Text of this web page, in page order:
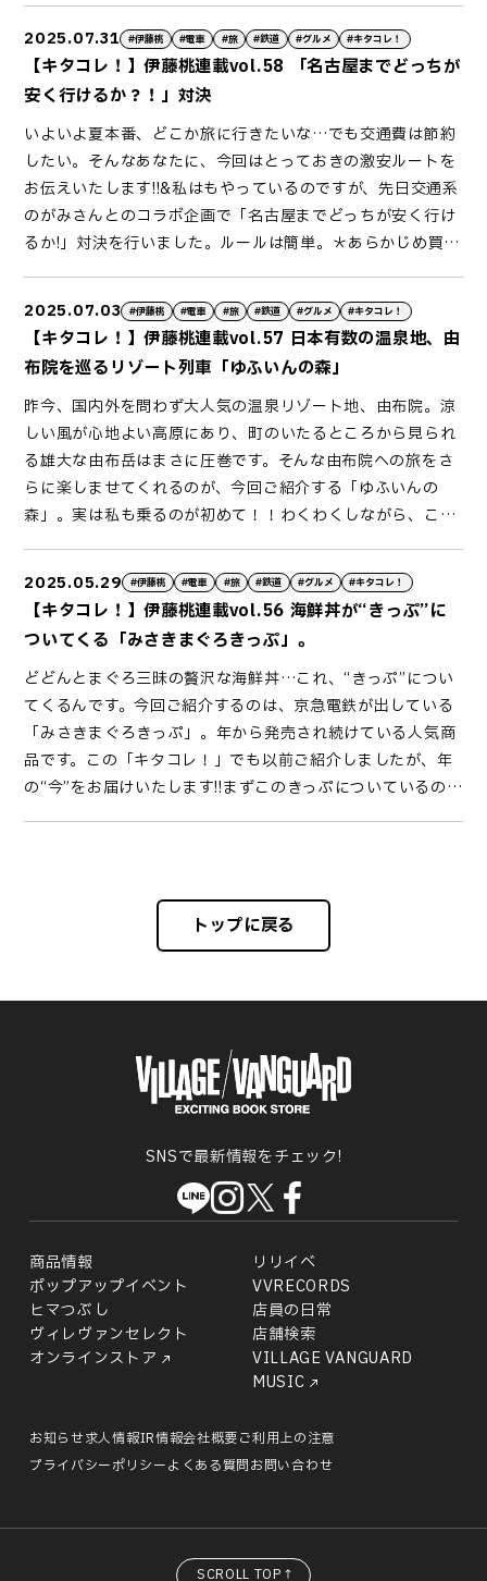
急いで購入。何度か訪れているため、「あれ？久しぶりじゃ
ない」なんて声がけしていただけたのも、嬉しい。また今度
ゆっくり来るね、と約束して再び出発です。里見駅を出る
と、だんだんと山間を走っていきます。ゴトゴトと揺れる走
行音、のどかな景色に美味しいお酒ですっかりほろ酔い気
分。五井駅を出発してから約分弱、思っていたよりもあっと
いう間に、養老渓谷駅に到着です！「恵キハ」の旅はここま
でですが、時刻は時分とまだまだお昼前。養老渓谷駅からは
バスで、“マイナスイオン”を感じられる「粟又の滝」、神秘
的な雰囲気の階建てトンネルの「向山・共栄トンネル」な
ど、観光スポットには事欠きません。温泉地もあり、時間が
ない場合は養老渓谷駅併設の足湯でお手軽に味わう事も出来
ます。ちなみにこちらは、乗車券をもっていればなんと無料!!
という事で、この「恵キハ」は、午後から小湊鐵道沿線の観
光スポット巡りを楽しむのにもぴったりな列車なのです。ち
なみに私は高滝駅から無料送迎バスで行くことが出来る…
「市原ぞうの国・さゆりワールド」という、至近距離で動物
たちをみられる動物園に足を延ばしました。どきどきしちゃ
うほどの至近距離なので、動物好きはここも必見!!小湊鐵道
の旅を、さらに楽しめる「恵キハ」。夏のお出かけの候補
に、いかがでしょうか。※「恵キハ」の運行日などは、ロー
ソントラベル公式（//.-.///.）をご参照ください。今回の探索
人伊藤桃：//www..//：//w./
そくできていました。硬券風名刺以外は、オンラインショッ
プでも購入できます。こちらの売り上げが、なかのさん
（仮）のご飯代にもなるそう。カレンダー円、キーホルダー
円と実にリーズナブルです。周辺にはヤマサ醤油工場があ
り、醤油工場の見学や、醤油アイスなどを食べることもでき
ます。あまじょっぱくて美味しいソフトクリームは、癖にな
る事まちがいなし。また、敷地内には日本最古のディーゼル
機関車も静態保存されていました。敷地へは、工場営業日で
したら無料で入る事が出来ます。仲ノ町駅の車庫見学も、事
前に予約購入すれば可能です。これまた日本最小の電気機関
車のデキ形など貴重な車両の数々を、銚子電鉄の方のガイド
付きでたっぷり見る事が出来ました。可愛らしいなかのさん
（仮）に癒され、美味しい醤油もいただけて、さらに鉄分も
たっぷりな仲ノ町駅。もちろん、ここ以外の駅も魅力たっぷ
りなので、最後はなかのさん（仮）にお見送りしてもらいつ
つ、ローカル線の旅を味わうのもお勧めです。ぜひ、会いに
来てなの🐾※なかのさん（仮）の出勤時間は、の公式ポスト
（）をご参照ください。今回の探索人伊藤
桃：//www..//：//w./
なり、中学時代の先生と参加していグループも。見知らぬ人
同士がほんの刹那まじりあう、まさに“屋台”のような時間が
過ぎていきます。日本酒は、地元・豊橋の福井酒造。おでん
も豊橋名産のヤマサちくわです。アツアツが食べられる、嬉
しい加熱式。ほかほかの温かいおでんをほおばり、地酒を味
わう、実に贅沢な時間です。アテにぴったりなおつまみ弁当
もまた美味しい。気づくと車内の熱気で、窓ガラスがすっか
り曇っていました。路面電車なので、当然隣を走っているの
は自動車。金曜の夜、ぴかぴかとイルミネーションで目立つ
列車で宴会をしつつすれ違うのも、非日常体験で面白い。す
っかり上機嫌でお酒を飲んでいると、あっという間に終点の
運動公園前についてしまいました。車内にはお手洗いがない
ので、ここでお手洗い休憩タイムです。そして、運転士さん
にお話を聞く事も出来ました。運転士の今泉さんは、この車
両より“ちょっと年下”のレジェンド運転士さん。現在は、バ
イトとしてこの「おでんしゃ」を運転しているそう。ベテラ
ンではありますがとても気さくな方で、“撮り鉄”を楽しんで
いた常連の方々（学生さんかな？）とも仲良し。ずっと一緒
に過ごしてきた“相棒”の「この子たち、ファンなんだよ」と
嬉しそうに語っている姿が印象的でした。さてさて、おでん
におつまみ、お弁当にと、実にボリュームたっぷりですが、
事前予約をすれば生ハムやピザなどを追加購入もできます。
そして福井酒造さんの四合瓶は、車内でも注文可能。すっか
り日本酒気分な私は、特別純米酒の「夢吟香」を購入しまし
た。こちらは,円。一人では到底飲めないので、お近づきの印
に同じテーブルの方にふるまう事にしました。こんな時間
も“屋台”さながら。休憩時間が終わった後は運動公園前を出
発して、再び豊橋駅前へと折り返します。この休憩時間を含
めて、約分。最初と最後に、アテンダントさんが集合写真を
撮ってくれていました。最後の写真を見て、アテンダントさ
ました。乗車中には、豪華賞品つきのじゃんけん大会もあ
り。車内には、オリジナルグッズのガチャガチャあり。この
手作り感もまた、温かい。リピーターが多いのもうなずけま
ゴールデンウィークまで運行しています。年末年始、「おで
んとアテンダントさんと、ほろ酔いピース！今回の探索人伊
藤桃：//www..//：//w./
のでゆったり過ごすこともできます。地酒目的ではなく、ビ
ジネスの移動に利用されている方の姿もありました。そして
号車は、誰でも出入り自由なイベントスペース。コロナ禍前
はここで様々なイベントや、楽器の生演奏などもありました
が、今回はどうやらなかったよう…。その代わりに、座席に
て地酒をふるまってくれるサービスがありました。またここ
には、売店「蔵守」があります。ラインナップをみて思わず
にやり。銘柄もの日本酒、そしてまた別の３銘柄を呑み比べ
できる呑み比べセットと、日本酒好きにはたまりません。も
ちろんそれにあったアテやお弁当、アルコール以外にも、新
潟名物の「雪室珈琲」やご当地スイーツと、“新潟”を味わえ
るものばかり。乗車記念にもなるグッズも販売しています。
最後にご紹介するのは号車。こちらは旅行商品となってお
り、ウェルカムドリンクを始め日本酒、お酒にあうお弁当、
おみやげなどがついています。座席も展望席やボックス席
と、より旅行にぴったり。お値段は変わってしまいますが、
初めて乗るときはこちらの利用もお勧めです。さてはて、静
かに上越妙高駅を出発進行！まずはえちごトキめき鉄道の管
内を走っていきます。のどかな街並みをぬけつつ、さっそく
日本酒でカンパイ!!最初に購入したのは種の日本酒とアテが
ついてくる呑み比べセット（,円）です。この日の種は、右か
らまずは上越市にある丸山酒造所の本醸造「雪中梅」。真ん
中は長岡にある酒蔵、お福酒蔵の純米大吟醸。そして左は鮎
正宗酒造、妙高市の地酒の純米酒です。列車に乗りながら、
新潟の色々な街の地酒を楽しめるのが嬉しい!!そして同じ日
本酒でも、こんな味わいが違う事を改めて感じます。その日
本酒にぴったりなアテは、秘伝のタレで漬け込んだという
「鮭の焼き漬け」。こっくりしたお味とふっくらジューシー
な身がたまりません。直江津駅をすぎ、信越本線の管内に入
ると絶景ゾーンが近づいていきました。まさに日本海ブル
本海に最も近い駅」と呼ばれる青海川駅では、停車時間もあ
りました。夕陽が美しい駅としても有名ですが、快晴のお昼
時もまたよいもの。ホームのすぐ下まで打ち寄せる波、潮の
した駅としても有名だそう。海に臨む駅でリフレッシュした
サービスのふるまい酒がやってきました。こちらは、上越市
にある竹田酒造さんの「かたふね」。ふくよかな味わいに舌
鼓を打ちつつ、あっという間に飲んでしまいました。せっか
ナップがある利き酒をいただきます。お値段は１杯円から
と、とてもリーズナブル。こちらも新潟県内の様々な地域の
日本酒を、少しずつ楽しむ事が出来ます米どころ・新潟らし
いのどかな田園風景をみつつ、ちびりちびり。時刻はお昼前
ですが、すっかりほろ酔いで上機嫌になっちゃいました。最
後の〆には、柏崎名物という鯛茶漬け（円）をいただきま
す。優しいお出汁に、もっちりとしたお米そして鯛。まさに
完璧な〆です。長岡駅では、駅員さんによるお見送りもあり
ました。列車の終点は新潟駅ですが、私はその手前の新津駅
来ました。鉄道をただの移動手段ではなく、旅の一部として
楽しむ事が出来る観光列車「*」。ぜひ、味わってみてはい
浜駅までの往復乗車券②追浜～津久井浜駅間のフリーパス
③②のエリアの京急バスフリーパスそして、こういった交通
機関のきっぷ以外に④グルメを楽しめる「食べる券」・観光
を楽しめる「遊ぶ券」、さらに近隣施設の優待券がついてき
ます。つまり、この券枚で横須賀の観光を“大満喫”できちゃ
うんです。さらにお値段は、品川駅発着でデジタルきっぷに
した場合はなんと円と、実にオトク!!「食べる券」の内容
も、横須賀名物の海軍カレーやハンバーガー、さらには地産
地消の地元グルメまで様々です。また、「遊ぶ券」も収穫体
験から日帰り温泉、美術館、そしてお土産券と多種多様。何
度使っても、別な楽しみが出来るのが特徴的です。そんな
中、今回の私のプランのテーマは「歴史」そして、はしご
酒！！「歴史」をたどるべく、横須賀中央駅からまず向かっ
たのはフェリー発着場です。ここから向かうは、東京湾に浮
かぶ唯一の自然島であり、湾内最大の無人島でもある猿島。
を楽しめる事でも知られており、平日にも関わらず、乗船所
は観光客で賑わっていました。私達も無事に乗船券をゲッ
ト！この乗船券も、「よこすか満喫きっぷ」の優待券で、お
得な割引料金になります。横須賀市外の大人は、通常往復,円➡,
円へ、さらに入園料の円がかかりました。さぁ、それではか
っこいい「」にて、大海原に出航です!!…といっても、猿島
まではわずか約分。ほんのつかの間の船旅ですが、まだ暑い
日差しの中での潮風が心地いい。さてこの猿島というのは、
周囲約.、面積約㎡と決して大きくない島ですが、外国から首
都を防衛する要塞として、江戸末期から昭和にかけて軍事施
設が作られ、今も遺構が多く残っています。自然へと還りつ
つ残る遺構が、まるでジブリの「ラピュタ」の世界のようと
話題でもあり、観光客からも人気の島です。島に着いたら、
まずは腹ごしらえから。猿島にある唯一のカフェ「猿島オー
シャンズキッチン」でも「食べる券」が使用可能です。この
るで給食のようで微笑ましいですが、ここにハイボールを追
加するのが伊藤流。横須賀のお野菜をたっぷり使った具沢山
のカレーは、実に美味しかったです。満腹になったところで
と、猿島公園専門ガイド協会さんがやっているものと種類あ
あり、当日でも受付してくれました。ちなみに、船会社さん
がやっているツアーは「遊ぶ券」を使用して、体験すること
もできます。江戸時代末期に日本初の砲台の台場が作られ、
了まで、首都・東京を守る要として存在していました。そう
いった背景もさながら、苔むした切通の道は実に幻想的で
す。ガイドに参加することで、島の歴史や自然について教え
ていただけるのはもちろん、通常は鍵がかかって入れない場
所にまで入れていただけます。こちらは兵舎跡。弾薬庫跡の
中にて…。弾薬は、滑車を使い人力で地上まで上げられてい
たそう!!「ラピュタ」の世界…と言われるのも納得。様々な
要因が絡み合い、こういった姿で遺されることになりまし
た。山頂は開けており、現在は展望台となっています。猿島
の“ショッカー”さんのアジトでした！現在はこうして、ただ
の観光地へとして存在していることに感謝しつつ…再び、横
徒歩分の所にあるのは、「よこすかポートマーケット」。こ
2025.07.31 #伊藤桃 #電車 #旅 #鉄道 #グルメ #キタコレ！
【キタコレ！】伊藤桃連載vol.58 「名古屋までどっちが
安く行けるか？！」対決
いよいよ夏本番、どこか旅に行きたいな…でも交通費は節約
したい。そんなあなたに、今回はとっておきの激安ルートを
お伝えいたします!!&私はもやっているのですが、先日交通系
のがみさんとのコラボ企画で「名古屋までどっちが安く行け
るか!」対決を行いました。ルールは簡単。＊あらかじめ買え
るのではなく、当日買えるきっぷのみ。＊交通手段は問わな
い。＊朝９時スタートで制限時間は９時間、時まで。単純明
快です。どちらが早く着くか、ではなくより安く着くか…と
いう対決でした。出発は東京駅。雨の中のスタートでした。
もちろんお互いがどのルートかは知らずに、名古屋に向かっ
て突き進みます。ちなみに私が考えたのはこのルート。,円で
名古屋まで行けます！！１、東京駅から御茶ノ水駅まで歩
く。２、御茶ノ水駅から中央線に乗って、新宿駅へ。ここで
のポイントは、東京駅から新宿駅だとカードだと円ですが、
御茶ノ水からだと円と円安くなるところ！たかが円されど
円。勝負なのでそこは切り詰めます…が、実は東京駅から
代々木駅までも同じ円だということがのちに発覚。雨の中歩
いたので、とても悔しい。代々木駅と新宿駅はとても近いの
で、こちらの方をお勧めいたします…。もう一つのポイント
はカードを使う事。首都圏内でしたら確実に、数円安くなり
ます。数円ですが…。そして新宿駅にて、向かうは金券ショ
ップ。ここで購入するのは小田急の株主優待券です。この時
は円で購入できました。この株主優待券を利用すると、回の
み小田急線の好きな区間を乗れます。３、なのでこちらを利
用して、小田急線で新宿から小田原へ。とても便利ですの
で、これを使って日帰り小田原観光…なんていうのも、いい
すがその合間も熱海付近では太平洋、静岡県内では富士山、
浜松駅近くでは浜名湖とゆったりと車窓を楽しめます。さ
て、ここでのポイントはあえて紙のきっぷを購入すること。
と小田原から熱海は東日本、熱海から先は東海で会社が変わ
しまうため。４、紙のきっぷ（円）で小田原からで豊橋へ。
しかしさらに安くする手段を動画投稿後のコメントで知りま
した。実は長距離の乗車券は、分割することで安くなるので
&&&&&&⇒&&&&&&&&&蒲原&&&&&&円&&蒲原
&&&&&&⇒&&&&&&&&&豊橋&&&&&&,円枚運賃合計
&&&&&,円（差額：円）と、面倒ながらも枚にわけ購入する
と円安くなります。たかが円、されど円…！豊橋まで来たら
名古屋はもう、あと少し。このままで行くこともできます
が、あえて豊橋で途中下車した理由は…再び、金券ショッ
プ。こちらにて、最後は名鉄の乗車券を購入しました。豊橋
から名古屋までは,円の所を円と円も安くなります。、安い乗
車券で豊橋から名鉄で、名古屋へ。赤い電車に乗って、名古
駅に到着することが出来ました。東京から名古屋まで、新幹
線だと,円。ほぼ半額の,円で名古屋に着けましたが、“敵”はさ
い！！聞くと、新宿から高速バスに乗ってやってきたそう。
2025.07.03 #伊藤桃 #電車 #旅 #鉄道 #グルメ #キタコレ！
【キタコレ！】伊藤桃連載vol.57 日本有数の温泉地、由
布院を巡るリゾート列車「ゆふいんの森」
昨今、国内外を問わず大人気の温泉リゾート地、由布院。涼
しい風が心地よい高原にあり、町のいたるところから見られ
る雄大な由布岳はまさに圧巻です。そんな由布院への旅をさ
らに楽しませてくれるのが、今回ご紹介する「ゆふいんの
森」。実は私も乗るのが初めて！！わくわくしながら、この
ここから鹿児島本線と久大本線を通りつつ、由布院を目指し
ます。平日、土休日を問わずに運行していて、基本的には３
往復。観光列車としては非常に本数が多く、その人気がうか
がえます。確かに、私が訪れた日も満席でした。ちなみにこ
の「ゆふいんの森」の車両は１世・３世と２種類あり、言葉
通り１世の方がセンパイ。年の「ゆふいんの森」運行開始時
に、それ専用として改造された車両です。今回、私は１世に
乗車しました。料金は普通席運賃と指定席特急券を合わせ
て、博多～由布院は大人円。ネットで購入すると大人円とさ
ました。鉄道ファンとしては嬉しいばかり。そして、まるで
スターの登場かのごとく人々がカメラを向ける中、しずしず
と「ゆふいんの森」１世が入線してきました。人気の理由の
パの高原リゾート」という事で、「ヨーロピアングリーン」
ロな流線形のお顔は、年代のヨーロッパの車両をイメージし
たもの。内装も緑と木が基調のシックで落ち着いた雰囲気。
より車窓をワイドに楽しむために高い位置に床が設置される
型荷物置き場もあり…さらに、２号車には旅を彩ってくれる
ビュッフェもあります。こちらでは、お弁当や軽食、アルコ
ールを含む飲料やお土産などを購入できます。そのお隣の３
号車はフリースペース。非常にワイドな窓が特徴で、車窓を
さらに楽しむことが出来ます。制帽やボードもあり、記念写
真も撮影できました。想い出にパチリ！「ゆふいんの森」客
室乗務員の方による、手作りの沿線観光案内も発見。これか
ら始まる旅への期待を、さらに高めてくれます。そして今回
私が乗車したのは、１号車。その理由はずばり、この前面展
イナミックな車窓をより満喫できます。運転席がまる見えな
のも、鉄道ファン的には嬉しいポイント。ちなみに由布院へ
コイイ。さてはて、時分に博多駅を発車した「ゆふいんの
2025.05.29 #伊藤桃 #電車 #旅 #鉄道 #グルメ #キタコレ！
【キタコレ！】伊藤桃連載vol.56 海鮮丼が“きっぷ”に
ついてくる「みさきまぐろきっぷ」。
どどんとまぐろ三昧の贅沢な海鮮丼…これ、“きっぷ”につい
てくるんです。今回ご紹介するのは、京急電鉄が出している
「みさきまぐろきっぷ」。年から発売され続けている人気商
品です。この「キタコレ！」でも以前ご紹介しましたが、年
の“今”をお届けいたします!!まずこのきっぷについているの
の京急バスフリーきっぷ、美味しいまぐろを堪能できる「ま
ぐろまんぷく券」、三浦半島での思い出を作れる「三浦・三
崎おもひで券」までついて…品川乗車でも円から購入できち
ルきっぷだと日付により円～円。これが新しいポイントで、
可能な施設もこのサイトからチェックすることができます。
京急の長旅にお勧めなのがこの形!!その理由は、関東私鉄で
唯一のオール転換クロスシートな所。この形運用の時刻表も
気分を楽しめます。都心の街並みから、だんだんとのどかな
車窓へ…。三浦海岸駅手前では遠くにきらりと光る海が見え
ました。品川から三崎口までは、快速特急に乗車したら約～
分で着くことができます。友人とおしゃべりしていたら、三
崎口駅まではあっという間。降りた瞬間に、都心とはちがう
のどかな風に心くすぐられます。札をでるとすぐに、海産物
を売っている売店もありました。ちなみに駅看板には「三
崎“マグ”ロ駅」なんて文字も。こんな遊び心も素敵です。さ
て、まずは腹ごしらえ。京急バスに乗車して、三崎港を目指
（年３月時点）。各店舗一押しのメニューをいただくことが
できます。エリアも広く、またメニューも海鮮丼だけではな
レットをみつつ、うんうんと悩み…気になるお店を発見！目
トップに戻る
SNSで最新情報をチェック!
商品情報
リリイベ
ポップアップイベント
VVRECORDS
ヒマつぶし
店員の日常
ヴィレヴァンセレクト
店舗検索
オンラインストア
VILLAGE VANGUARD
MUSIC
お知らせ求人情報IR情報会社概要ご利用上の注意
プライバシーポリシーよくある質問お問い合わせ
SCROLL TOP↑